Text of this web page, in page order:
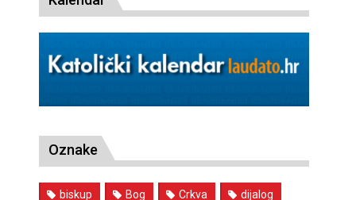
Oznake
biskup Bog Crkva dijalog